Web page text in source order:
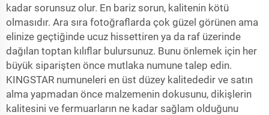
kadar sorunsuz olur. En bariz sorun, kalitenin kötü
olmasıdır. Ara sıra fotoğraflarda çok güzel görünen ama
elinize geçtiğinde ucuz hissettiren ya da raf üzerinde
dağılan toptan kılıflar bulursunuz. Bunu önlemek için her
büyük siparişten önce mutlaka numune talep edin.
KINGSTAR numuneleri en üst düzey kalitededir ve satın
alma yapmadan önce malzemenin dokusunu, dikişlerin
kalitesini ve fermuarların ne kadar sağlam olduğunu